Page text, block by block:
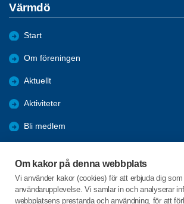
Om kakor på denna webbplats
Vi använder kakor (cookies) för att erbjuda dig
användarupplevelse. Vi samlar in och analyserar
webbplatsens prestanda och användning, för att
Värmdö
Start
Om föreningen
Aktuellt
Aktiviteter
Bli medlem
Samarbetsorgan
Tillbakablick